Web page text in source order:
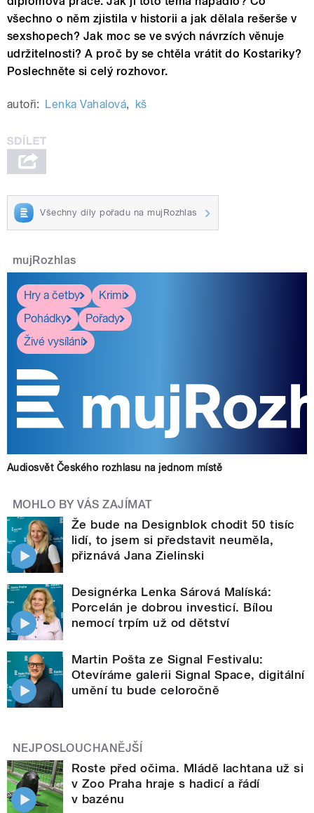
všechno o něm zjistila v historii a jak dělala rešerše v
sexshopech? Jak moc se ve svých návrzích věnuje
udržitelnosti? A proč by se chtěla vrátit do Kostariky?
Poslechněte si celý rozhovor.
autoři: Lenka Vahalová, kš
Všechny díly pořadu na mujRozhlas
mujRozhlas
Hry a četby
Krimi
Pohádky
Pořady
Živé vysílání
Audiosvět Českého rozhlasu na jednom místě
MOHLO BY VÁS ZAJÍMAT
Že bude na Designblok chodit 50 tisíc
lidí, to jsem si představit neuměla,
přiznává Jana Zielinski
Designérka Lenka Sárová Malíská:
Porcelán je dobrou investicí. Bílou
nemocí trpím už od dětství
Martin Pošta ze Signal Festivalu:
Otevíráme galerii Signal Space, digitální
umění tu bude celoročně
NEJPOSLOUCHANĚJŠÍ
Roste před očima. Mládě lachtana už si
v Zoo Praha hraje s hadicí a řádí
v bazénu